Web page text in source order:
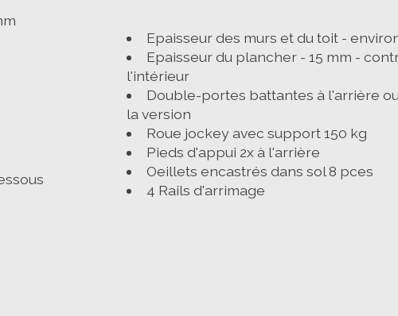
Epaisseur des murs et du toit -
Epaisseur du plancher - 15 mm -
l'intérieur
Double-portes battantes à l'arrière
la version
Roue jockey avec support 150 kg
Pieds d'appui 2x à l'arrière
Oeillets encastrés dans sol 8 pces
4 Rails d'arrimage